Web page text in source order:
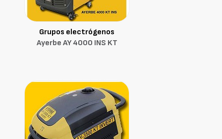
Grupos electrógenos
Ayerbe AY 4000 INS KT